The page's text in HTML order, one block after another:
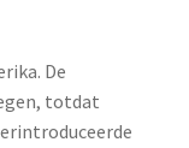
De
totdat